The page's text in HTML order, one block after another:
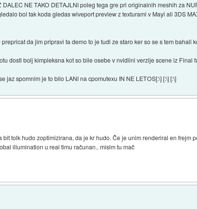
NE TAKO DETAJLNI poleg tega gre pri originalnih meshih za
bol tak koda gledas wiveport preview z texturami v Mayi ali 3DS
da jim pripravi ta demo to je tudi ze staro ker so se s tem bahali
dosti bolj kimpleksna kot so bile osebe v nvidiini verzije scene iz Final
jaz spomnim je to bilo LANI na cpomutexu IN NE LETOS[:\] [:\] [:\]
bit tolk hudo zoptimizirana, da je kr hudo. Če je unim renderiral en frejm
illumination u real timu računan.. mislm tu mač